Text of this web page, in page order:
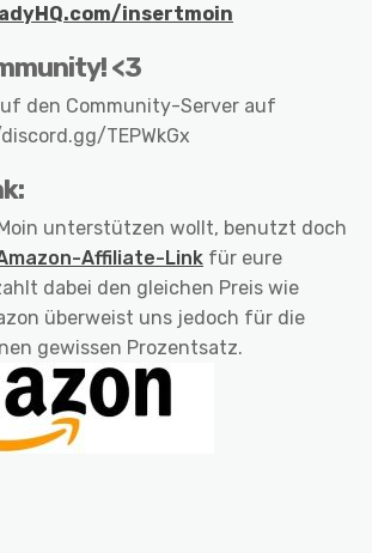
insertmoin
<3
den Community-Server auf
TEPWkGx
unterstützen wollt, benutzt doch
Affiliate-Link für eure
dabei den gleichen Preis wie
überweist uns jedoch für die
gewissen Prozentsatz.